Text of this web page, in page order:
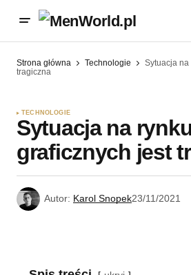
Strona główna Technologie
Sytuacja na
tragiczna
TECHNOLOGIE
Sytuacja na
graficznych jest
Autor: Karol Snopek23/11/2021